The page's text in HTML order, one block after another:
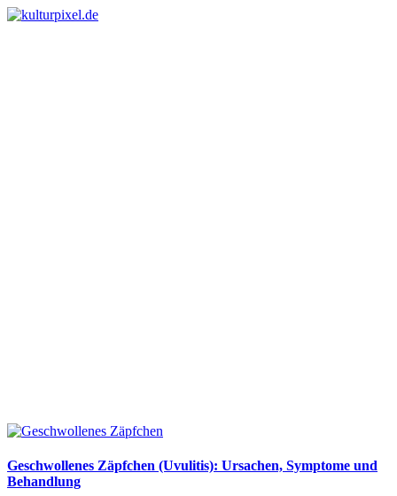
Geschwollenes Zäpfchen (Uvulitis): Ursachen, Symptome und
Behandlung